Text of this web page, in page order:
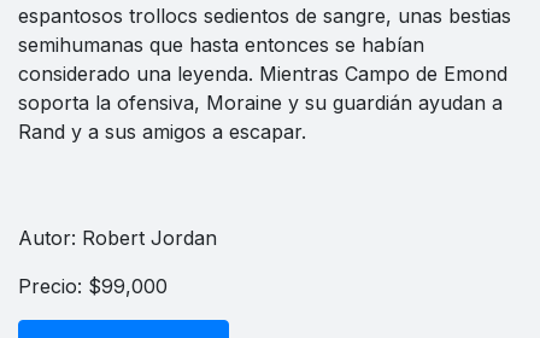
espantosos trollocs sedientos de sangre, unas bestias
semihumanas que hasta entonces se habían
considerado una leyenda. Mientras Campo de Emond
soporta la ofensiva, Moraine y su guardián ayudan a
Rand y a sus amigos a escapar.
Autor: Robert Jordan
Precio: $99,000